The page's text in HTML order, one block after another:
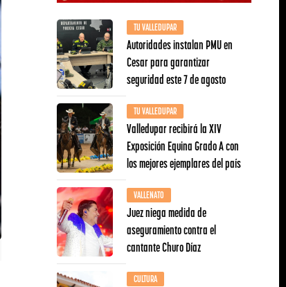
TU VALLEDUPAR
Autoridades instalan PMU en
Cesar para garantizar
seguridad este 7 de agosto
TU VALLEDUPAR
Valledupar recibirá la XIV
Exposición Equina Grado A con
los mejores ejemplares del país
VALLENATO
Juez niega medida de
aseguramiento contra el
cantante Churo Díaz
CULTURA